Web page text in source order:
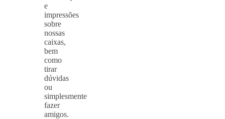
e
impressões
sobre
nossas
caixas,
bem
como
tirar
dúvidas
ou
simplesmente
fazer
amigos.